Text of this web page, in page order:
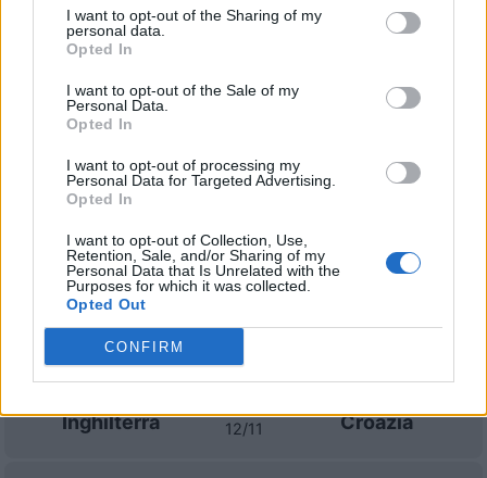
I want to opt-out of the Sharing of my
personal data.
Opted In
I want to opt-out of the Sale of my
Personal Data.
Opted In
I want to opt-out of processing my
Personal Data for Targeted Advertising.
Opted In
I want to opt-out of Collection, Use,
Retention, Sale, and/or Sharing of my
Personal Data that Is Unrelated with the
Purposes for which it was collected.
Opted Out
CONFIRM
Croazia Ghana
Prossime partite Croazia
Ceca
26/09
29/09
Croazia
Croazia 06/10
Inghilterra 12/11 Croazia